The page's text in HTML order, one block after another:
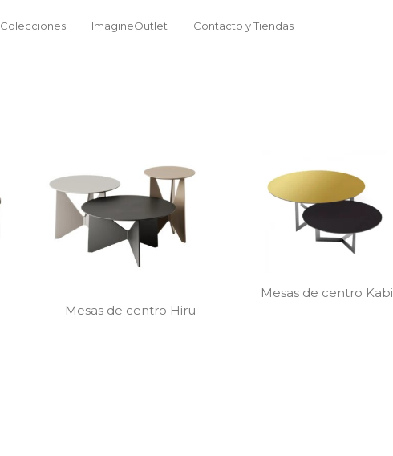
Colecciones ImagineOutlet Contacto y Tiendas
Mesas de centro Hiru
Mesas de centro Kabi